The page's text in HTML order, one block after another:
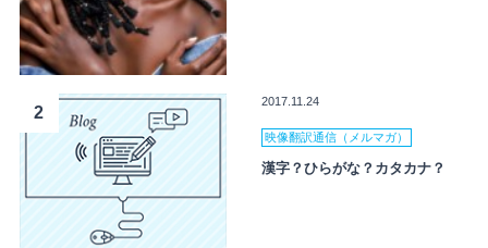
2
2017.11.24
映像翻訳通信（メルマガ）
漢字？ひらがな？カタカナ？